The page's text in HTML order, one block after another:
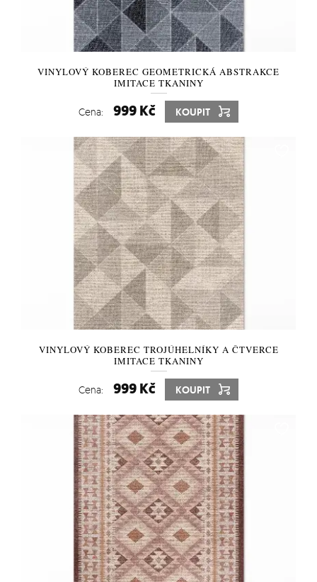
VINYLOVÝ KOBEREC GEOMETRICKÁ ABSTRAKCE
IMITACE TKANINY
Cena: 999 Kč KOUPIT
VINYLOVÝ KOBEREC TROJÚHELNÍKY A ČTVERCE
IMITACE TKANINY
Cena: 999 Kč KOUPIT